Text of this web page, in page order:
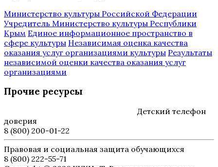
Министерство культуры Российской Федерации
Учредитель Министерство культуры Республики
Крым Единое информационное пространство в
сфере культуры Независимая оценка качества
оказания услуг организациями культуры Результаты
независимой оценки качества оказания услуг
организациями
Прочие ресурсы
Детский телефон
доверия
8 (800) 200-01-22
Правовая и социальная защита обучающихся
8 (800) 222-55-71